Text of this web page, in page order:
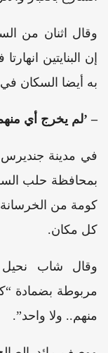
وقال اثنان من
إن البنايتين
به أيضا السكان
– ’لم يخرج أي
في مدينة
بمحافظة حلب
كومة من الخرسانة
كل مكان.
وقال شاب نحيل
منهم.. ولا واحد”.